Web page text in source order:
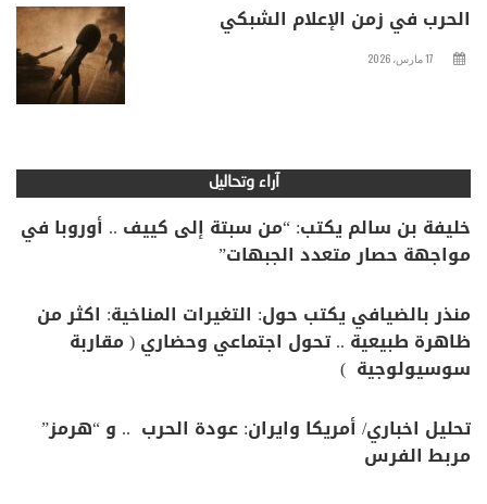
الحرب في زمن الإعلام الشبكي
17 مارس، 2026
آراء وتحاليل
خليفة بن سالم يكتب: “من سبتة إلى كييف .. أوروبا في
مواجهة حصار متعدد الجبهات”
منذر بالضيافي يكتب حول: التغيرات المناخية: اكثر من
ظاهرة طبيعية .. تحول اجتماعي وحضاري ( مقاربة
سوسيولوجية )
تحليل اخباري/ أمريكا وايران: عودة الحرب .. و “هرمز”
مربط الفرس